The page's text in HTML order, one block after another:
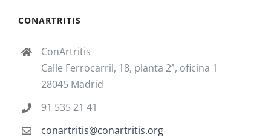
CONARTRITIS
ConArtritis
Calle Ferrocarril, 18, planta 2ª, oficina 1
28045 Madrid
91 535 21 41
conartritis@conartritis.org